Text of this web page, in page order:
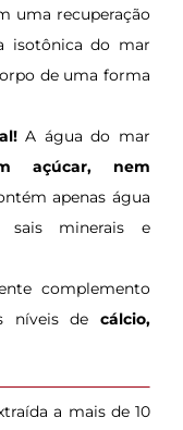
uma recuperação
isotônica do mar
de uma forma
A água do mar
açúcar, nem
apenas água
minerais e
complemento
níveis de cálcio,
a mais de 10